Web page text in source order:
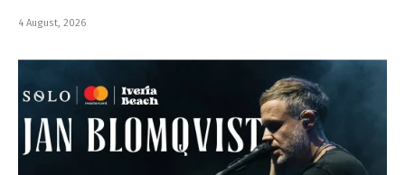
4 August, 2026